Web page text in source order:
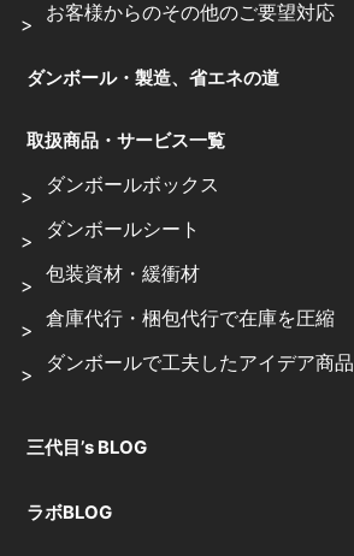
お客様からのその他のご要望対応
ダンボール・製造、省エネの道
取扱商品・サービス一覧
ダンボールボックス
ダンボールシート
包装資材・緩衝材
倉庫代行・梱包代行で在庫を圧縮
ダンボールで工夫したアイデア商品
三代目’s BLOG
ラボBLOG